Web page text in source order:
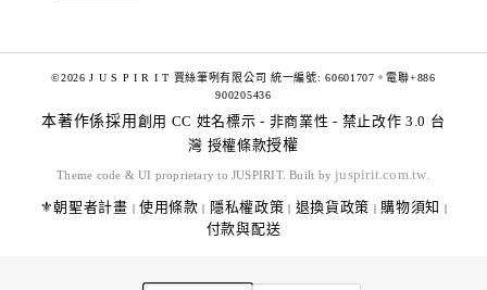
©2026 J U S P I R I T 賈絲筆咧有限公司 統一編號: 60601707。電聯+886
900205436
本著作係採用 創用 CC 姓名標示 - 非商業性 - 禁止改作 3.0 台
灣 授權條款授權
Theme code & UI proprietary to JUSPIRIT. Built by juspirit.com.tw
⚜️朝聖者計畫 | 使用條款 | 隱私權政策 | 退換貨政策 | 購物須知 |
付款與配送